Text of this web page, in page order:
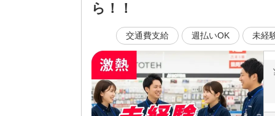
ら！！
交通費支給 週払いOK 未経